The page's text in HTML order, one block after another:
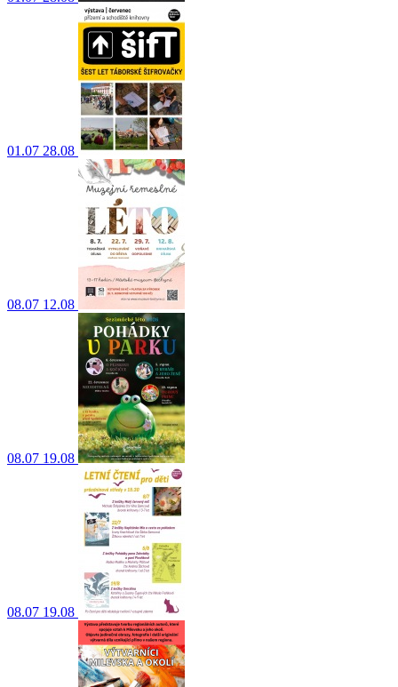
01.07 28.08
08.07 12.08
08.07 19.08
08.07 19.08